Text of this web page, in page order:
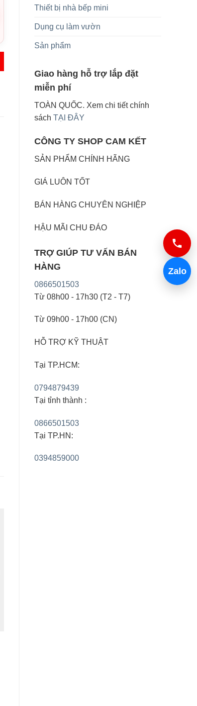
Thiết bị nhà bếp mini
Dụng cụ làm vườn
Sản phẩm
Giao hàng hỗ trợ lắp đặt
miễn phí
TOÀN QUỐC. Xem chi tiết chính
sách TẠI ĐÂY
CÔNG TY SHOP CAM KẾT
SẢN PHẨM CHÍNH HÃNG
GIÁ LUÔN TỐT
BÁN HÀNG CHUYÊN NGHIỆP
HẬU MÃI CHU ĐÁO
TRỢ GIÚP TƯ VẤN BÁN
HÀNG
0866501503
Từ 08h00 - 17h30 (T2 - T7)
Từ 09h00 - 17h00 (CN)
HỖ TRỢ KỸ THUẬT
Tại TP.HCM:
0794879439
Tại tỉnh thành :
0866501503
Tại TP.HN:
0394859000
Zalo